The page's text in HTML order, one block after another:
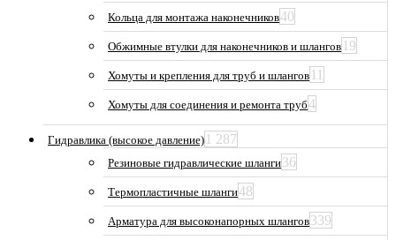
Кольца для монтажа наконечников40
Обжимные втулки для наконечников и шлангов 19
Хомуты и крепления для труб и шлангов 11
Хомуты для соединения и ремонта труб4
Гидравлика (высокое давление) 1 287
Резиновые гидравлические шланги36
Термопластичные шланги48
Арматура для высоконапорных шлангов339